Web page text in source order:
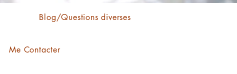
Blog/Questions diverses
Me Contacter